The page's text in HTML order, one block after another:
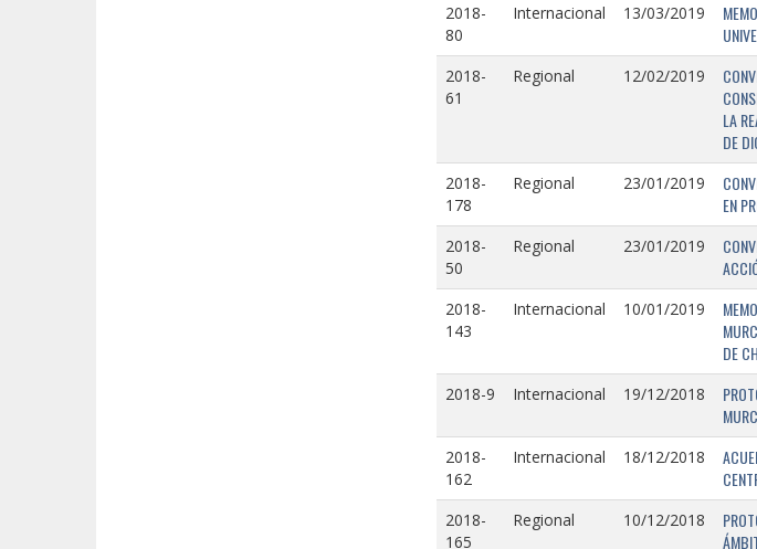
2018-
80
Internacional 13/03/2019
2018-
61
Regional 12/02/2019
LA
DE
2018-
178
Regional 23/01/2019
EN
2018-
50
Regional 23/01/2019
2018-
143
Internacional 10/01/2019
DE
2018-9 Internacional 19/12/2018
2018-
162
Internacional 18/12/2018
2018-
165
Regional 10/12/2018